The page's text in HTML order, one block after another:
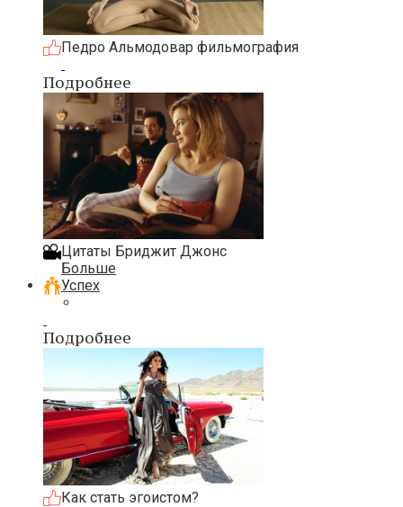
Педро Альмодовар фильмография
Подробнее
Цитаты Бриджит Джонс
Больше
Успех
Подробнее
Как стать эгоистом?